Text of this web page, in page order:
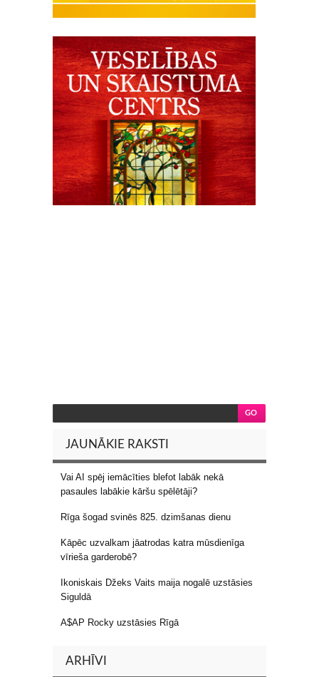
JAUNĀKIE RAKSTI
Vai AI spēj iemācīties blefot labāk nekā
pasaules labākie kāršu spēlētāji?
Rīga šogad svinēs 825. dzimšanas dienu
Kāpēc uzvalkam jāatrodas katra mūsdienīga
vīrieša garderobē?
Ikoniskais Džeks Vaits maija nogalē uzstāsies
Siguldā
A$AP Rocky uzstāsies Rīgā
ARHĪVI